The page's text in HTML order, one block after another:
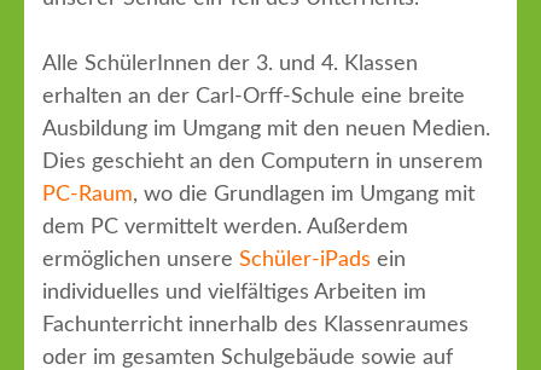
Alle SchülerInnen der 3. und 4. Klassen
erhalten an der Carl-Orff-Schule eine breite
Ausbildung im Umgang mit den neuen Medien.
Dies geschieht an den Computern in unserem
PC-Raum, wo die Grundlagen im Umgang mit
dem PC vermittelt werden. Außerdem
ermöglichen unsere Schüler-iPads ein
individuelles und vielfältiges Arbeiten im
Fachunterricht innerhalb des Klassenraumes
oder im gesamten Schulgebäude sowie auf